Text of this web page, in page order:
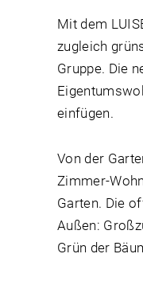
Mit dem
zugleich
Gruppe. Die
einfügen.
Von der
Zimmer-
Garten. Die
Außen:
Grün der